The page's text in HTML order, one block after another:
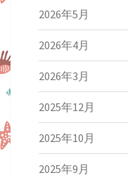
2026年5月
2026年4月
2026年3月
2025年12月
2025年10月
2025年9月